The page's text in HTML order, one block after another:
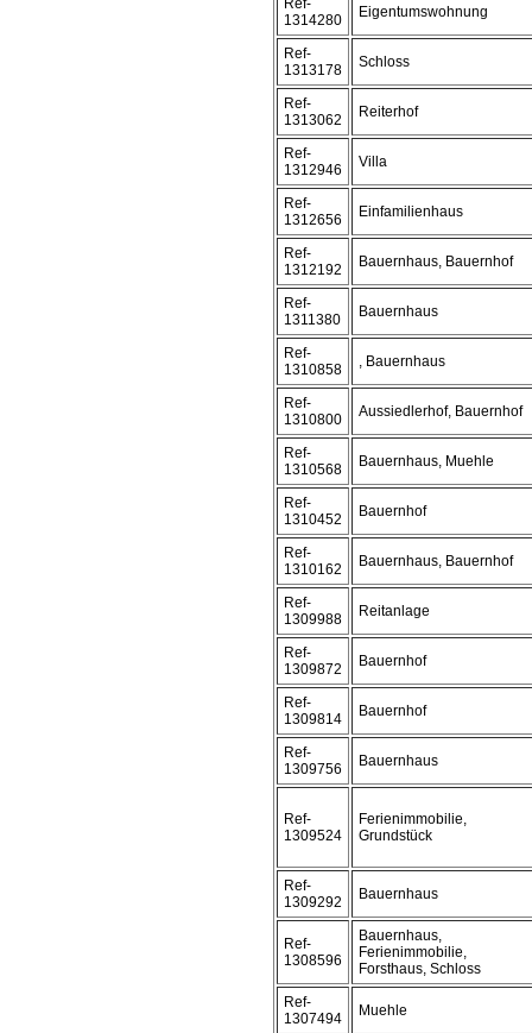
Ref-
1314280
Eigentumswohnung
Ref-
1313178
Schloss
Ref-
1313062
Reiterhof
Ref-
1312946
Villa
Ref-
1312656
Einfamilienhaus
Ref-
1312192
Bauernhaus, Bauernhof
Ref-
1311380
Bauernhaus
Ref-
1310858
, Bauernhaus
Ref-
1310800
Aussiedlerhof, Bauernhof
Ref-
1310568
Bauernhaus, Muehle
Ref-
1310452
Bauernhof
Ref-
1310162
Bauernhaus, Bauernhof
Ref-
1309988
Reitanlage
Ref-
1309872
Bauernhof
Ref-
1309814
Bauernhof
Ref-
1309756
Bauernhaus
Ref-
1309524
Ferienimmobilie,
Grundstück
Ref-
1309292
Bauernhaus
Ref-
1308596
Bauernhaus,
Ferienimmobilie,
Forsthaus, Schloss
Ref-
1307494
Muehle